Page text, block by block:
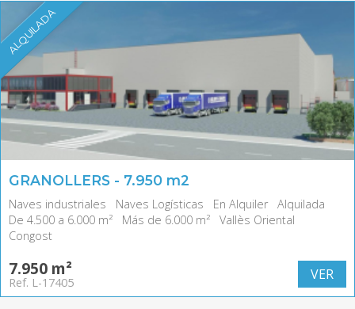
ALQUILADA
GRANOLLERS - 7.950 m2
Naves industriales Naves Logísticas En Alquiler
Alquilada
De 4.500 a 6.000 m²
Más de 6.000 m²
Vallès Oriental
Congost
7.950 m²
Ref. L-17405 VER